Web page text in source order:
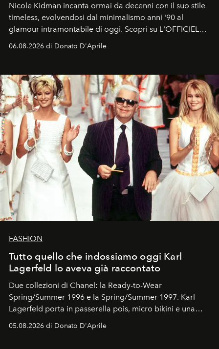
Nicole Kidman incanta ormai da decenni con il suo stile
timeless, evolvendosi dal minimalismo anni '90 al
glamour intramontabile di oggi. Scopri su L'OFFICIEL
06.08.2026 di Donato D'Aprile
FASHION
Tutto quello che indossiamo oggi Karl
Lagerfeld lo aveva già raccontato
Due collezioni di Chanel: la Ready-to-Wear
Spring/Summer 1996 e la Spring/Summer 1997. Karl
Lagerfeld porta in passerella pois, micro bikini e una
Kate, Claudia e Carla una dietro l'altra. Trent'anni dopo,
05.08.2026 di Donato D'Aprile